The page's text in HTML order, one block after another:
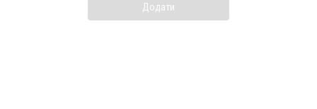
Додати